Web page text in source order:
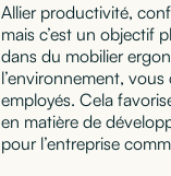
Allier productivité,
mais c’est un objectif
dans du mobilier
l’environnement,
employés. Cela
en matière de
pour l’entreprise